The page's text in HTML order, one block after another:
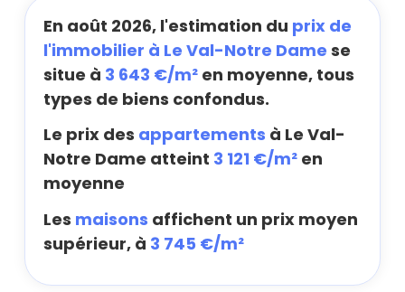
En août 2026, l'estimation du prix de
l'immobilier à Le Val-Notre Dame se
situe à 3 643 €/m² en moyenne, tous
types de biens confondus.
Le prix des appartements à Le Val-
Notre Dame atteint 3 121 €/m² en
moyenne
Les maisons affichent un prix moyen
supérieur, à 3 745 €/m²